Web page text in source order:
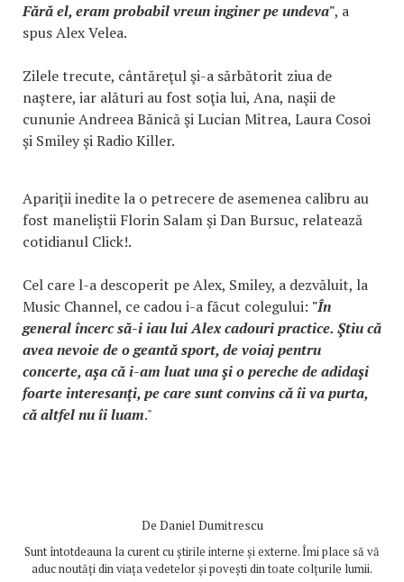
Fără el, eram probabil vreun inginer pe undeva", a
spus Alex Velea.
Zilele trecute, cântăreţul şi-a sărbătorit ziua de
naştere, iar alături au fost soţia lui, Ana, naşii de
cununie Andreea Bănică şi Lucian Mitrea, Laura Cosoi
şi Smiley şi Radio Killer.
Apariţii inedite la o petrecere de asemenea calibru au
fost maneliştii Florin Salam şi Dan Bursuc, relatează
cotidianul Click!.
Cel care l-a descoperit pe Alex, Smiley, a dezvăluit, la
Music Channel, ce cadou i-a făcut colegului: "În
general încerc să-i iau lui Alex cadouri practice. Ştiu că
avea nevoie de o geantă sport, de voiaj pentru
concerte, aşa că i-am luat una şi o pereche de adidaşi
foarte interesanţi, pe care sunt convins că îi va purta,
că altfel nu îi luam."
De Daniel Dumitrescu
Sunt întotdeauna la curent cu știrile interne și externe. Îmi place să vă
aduc noutăți din viața vedetelor și povești din toate colțurile lumii.